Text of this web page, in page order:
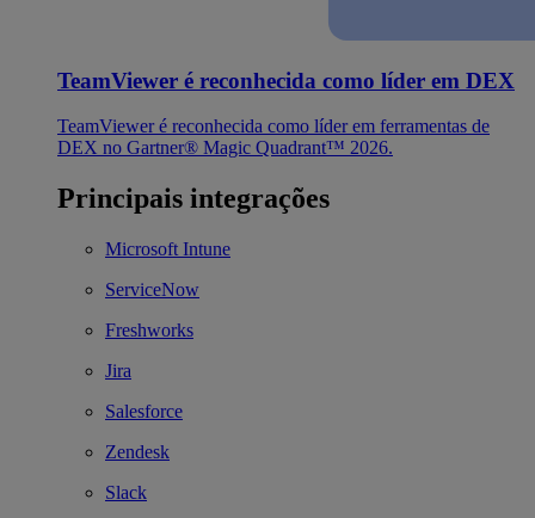
TeamViewer é reconhecida como líder em DEX
TeamViewer é reconhecida como líder em ferramentas de
DEX no Gartner® Magic Quadrant™ 2026.
Principais integrações
Microsoft Intune
ServiceNow
Freshworks
Jira
Salesforce
Zendesk
Slack